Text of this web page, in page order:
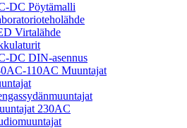
DC Pöytämalli
Virtalähde
DC DIN-asennus
110AC Muuntajat
230AC